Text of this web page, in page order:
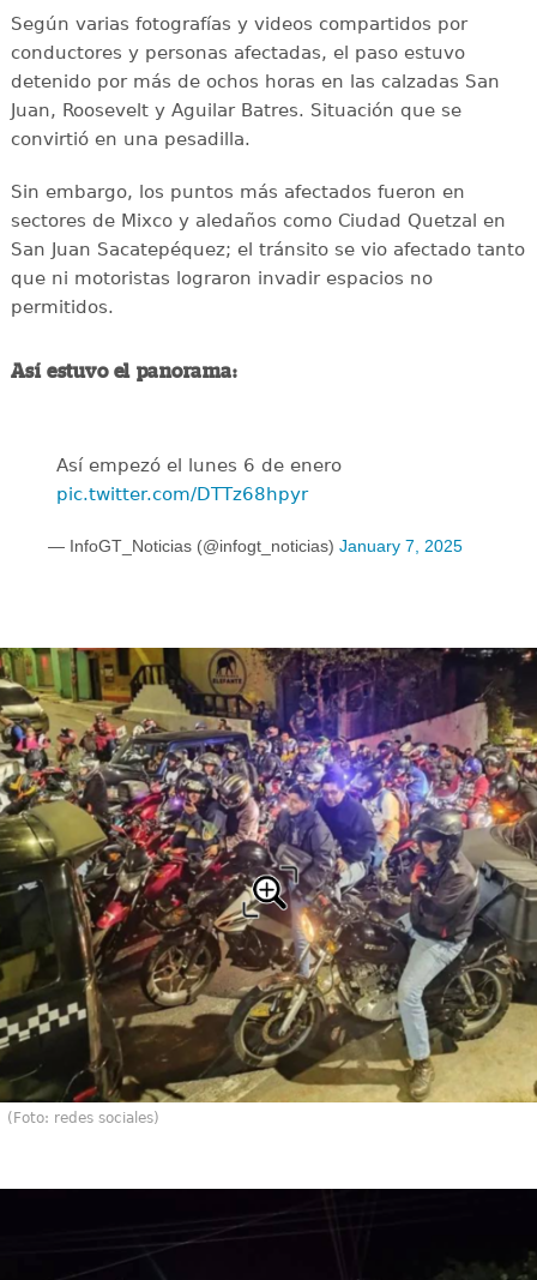
Según varias fotografías y videos compartidos por
conductores y personas afectadas, el paso estuvo
detenido por más de ochos horas en las calzadas San
Juan, Roosevelt y Aguilar Batres. Situación que se
convirtió en una pesadilla.
Sin embargo, los puntos más afectados fueron en
sectores de Mixco y aledaños como Ciudad Quetzal en
San Juan Sacatepéquez; el tránsito se vio afectado tanto
que ni motoristas lograron invadir espacios no
permitidos.
Así estuvo el panorama:
Así empezó el lunes 6 de enero
pic.twitter.com/DTTz68hpyr
— InfoGT_Noticias (@infogt_noticias) January 7, 2025
(Foto: redes sociales)